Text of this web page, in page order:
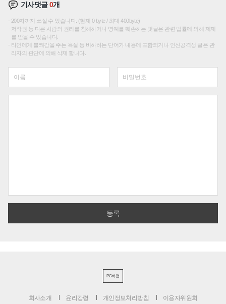
기사댓글0개
200자까지 쓰실 수 있습니다. (현재 0 byte / 최대 400byte)
저작권 등 다른 사람의 권리를 침해하거나 명예를 훼손하는 댓글은 관련 법률에 의해 제재
를 받을 수 있습니다.
타인에게 불쾌감을 주는 욕설 등 비하하는 단어가 내용에 포함되거나 인신공격성 글은 관
리자의 판단에 의해 삭제 합니다.
PC버전
회사소개 윤리강령 개인정보처리방침 이용자위원회